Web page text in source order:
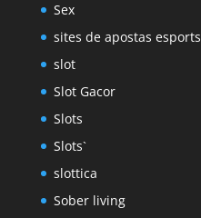
Sex
sites de apostas esports
slot
Slot Gacor
Slots
Slots`
slottica
Sober living